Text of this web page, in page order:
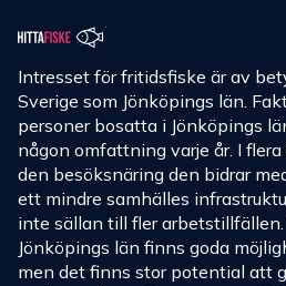
Intresset för fritidsfiske är av
Sverige som Jönköpings län.
personer bosatta i Jönköpings
någon omfattning varje år. I
den besöksnäring den bidrar
ett mindre samhälles
inte sällan till fler arbetstillfällen.
Jönköpings län finns goda
men det finns stor potential att